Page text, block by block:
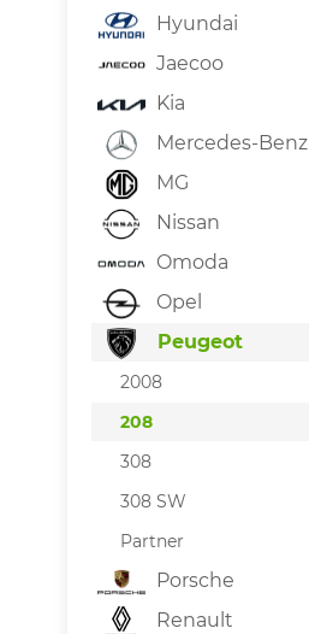
Hyundai
Jaecoo
Kia
Mercedes-Benz
MG
Nissan
Omoda
Opel
Peugeot
2008
208
308
308 SW
Partner
Porsche
Renault